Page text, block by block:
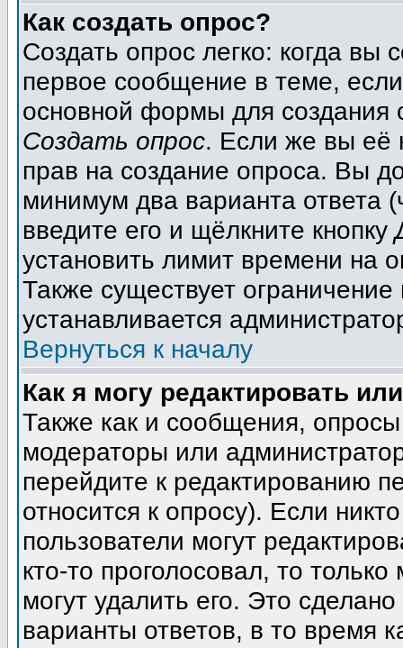
Как создать опрос?
Создать опрос легко: когда вы
первое сообщение в теме,
основной формы для
Создать опрос. Если же вы её
прав на создание опроса. Вы
минимум два варианта ответа
введите его и щёлкните кнопку
установить лимит времени на
Также существует
устанавливается
Вернуться к началу
Как я могу редактировать
Также как и сообщения, опросы
модераторы или
перейдите к редактированию
относится к опросу). Если
пользователи могут
кто-то проголосовал, то
могут удалить его. Это
варианты ответов, в то время